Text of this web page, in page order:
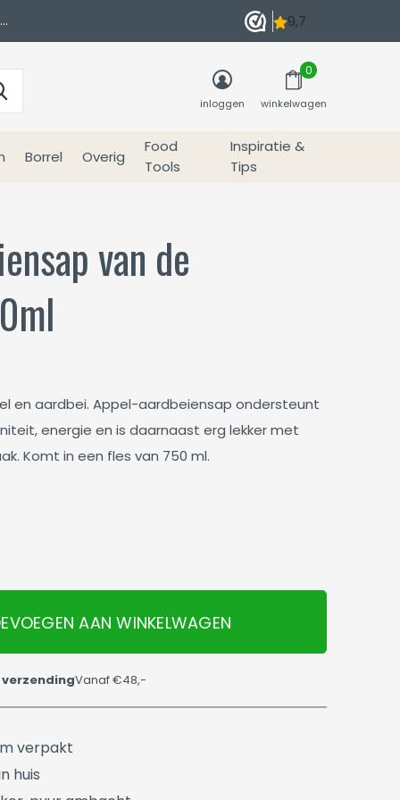
Borrel Overig
Food
Tools
Inspiratie &
Tips
inloggen winkelwagen
0
van de
en aardbei. Appel-aardbeiensap ondersteunt
energie en is daarnaast erg lekker met
Komt in een fles van 750 ml.
AAN WINKELWAGEN
Vanaf €48,-
verpakt
huis